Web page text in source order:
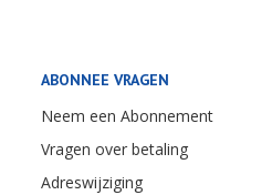
ABONNEE VRAGEN
Neem een Abonnement
Vragen over betaling
Adreswijziging